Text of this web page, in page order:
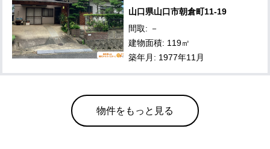
山口県山口市朝倉町11-19
間取: －
建物面積: 119㎡
築年月: 1977年11月
物件をもっと見る